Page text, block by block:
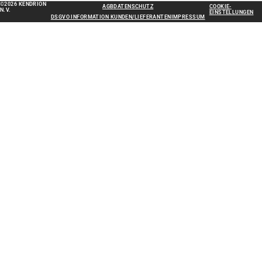
©2026 KENDRION
N.V.
AGBDATENSCHUTZ
DSGVO INFORMATION KUNDEN/LIEFERANTEN IMPRESSUM
COOKIE-
EINSTELLUNGEN